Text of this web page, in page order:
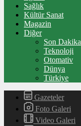
Sağlık
Kültür Sanat
Magazin
Diğer
Son Dakika
Teknoloji
Otomativ
Dünya
Türkiye
Gazeteler
Foto Galeri
Video Galeri